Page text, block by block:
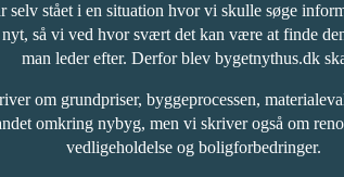
selv stået i en situation hvor vi skulle søge
så vi ved hvor svært det kan være at finde
man leder efter. Derfor blev bygetnythus.dk
om grundpriser, byggeprocessen,
omkring nybyg, men vi skriver også om
vedligeholdelse og boligforbedringer.